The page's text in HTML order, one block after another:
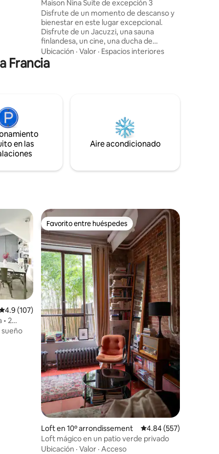
Maison Nina Suite de excepción 3
Disfrute de un momento de descanso y
bienestar en este lugar excepcional.
Disfrute de un Jacuzzi, una sauna
finlandesa, un cine, una ducha de
tamaño XXL y una cama king size con
ropa de cama de satén de algodón.
Llegada autónoma. Desayuno sencillo
que el anfitrión lo autorice
expresamente y bajo ciertas
condiciones. Número de emergencia:
Samu: 15 Bomberos: 18 Policía:17
Ubicación · Valor · Espacios interiores
Francia
en las
Aire acondicionado
promedio: 4.9 de 5; 107 evaluaciones
4.9 (107)
2
sueño
Favorito entre huéspedes
Favorito entre huéspedes
Loft en 10º arrondissement Calificación promedio:
4.84 (557)
Loft mágico en un patio verde privado
Ubicación · Valor · Acceso